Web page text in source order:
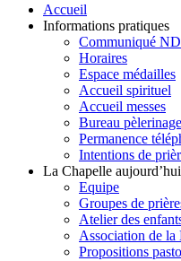
Accueil
Informations pratiques
Communiqué
Horaires
Espace médailles
Accueil spirituel
Accueil messes
Bureau pèlerinage
Permanence
Intentions de
La Chapelle aujourd’hui
Equipe
Groupes de
Atelier des
Association de
Propositions